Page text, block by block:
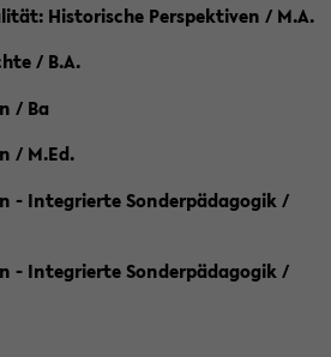
Historische Perspektiven / M.A.
/ B.A.
/ Ba
/ M.Ed.
- Integrierte Sonderpädagogik /
- Integrierte Sonderpädagogik /